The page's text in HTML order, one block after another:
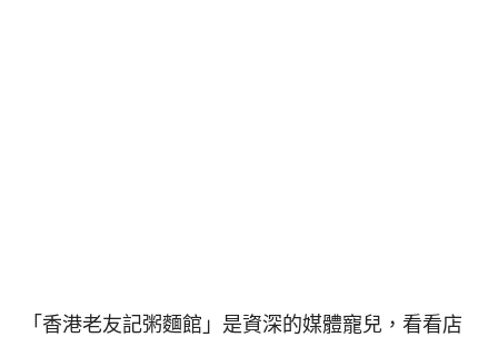
「香港老友記粥麵館」是資深的媒體寵兒，看看店